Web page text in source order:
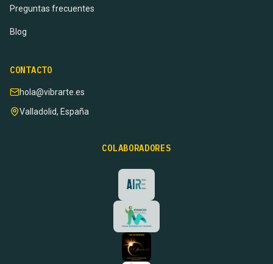
Preguntas frecuentes
Blog
CONTACTO
hola@vibrarte.es
Valladolid, España
COLABORADORES